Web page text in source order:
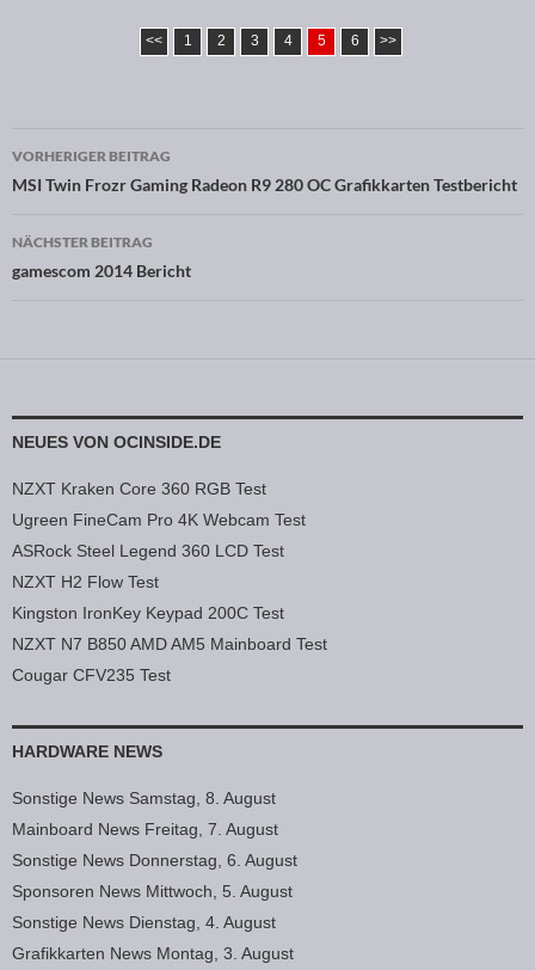
<< 1 2 3 4 5 6 >>
Beitragsnavigation
VORHERIGER BEITRAG
MSI Twin Frozr Gaming Radeon R9 280 OC Grafikkarten Testbericht
NÄCHSTER BEITRAG
gamescom 2014 Bericht
NEUES VON OCINSIDE.DE
NZXT Kraken Core 360 RGB Test
Ugreen FineCam Pro 4K Webcam Test
ASRock Steel Legend 360 LCD Test
NZXT H2 Flow Test
Kingston IronKey Keypad 200C Test
NZXT N7 B850 AMD AM5 Mainboard Test
Cougar CFV235 Test
HARDWARE NEWS
Sonstige News Samstag, 8. August
Mainboard News Freitag, 7. August
Sonstige News Donnerstag, 6. August
Sponsoren News Mittwoch, 5. August
Sonstige News Dienstag, 4. August
Grafikkarten News Montag, 3. August